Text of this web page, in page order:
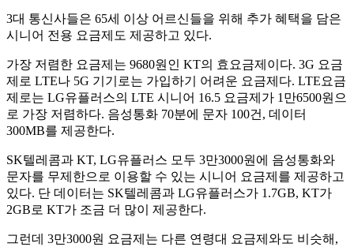
3대 통신사들은 65세 이상 어르신들을 위해 추가 혜택을 담은
시니어 전용 요금제도 제공하고 있다.
가장 저렴한 요금제는 9680원인 KT의 효요금제이다. 3G 요금
제로 LTE나 5G 기기로는 가입하기 어려운 요금제다. LTE요금
제로는 LG유플러스의 LTE 시니어 16.5 요금제가 1만6500원으
로 가장 저렴하다. 음성통화 70분에 문자 100건, 데이터
300MB를 제공한다.
SK텔레콤과 KT, LG유플러스 모두 3만3000원에 음성통화와
문자를 무제한으로 이용할 수 있는 시니어 요금제를 제공하고
있다. 단 데이터는 SK텔레콤과 LG유플러스가 1.7GB, KT가
2GB로 KT가 조금 더 많이 제공한다.
그런데 3만3000원 요금제는 다른 연령대 요금제와도 비슷해,